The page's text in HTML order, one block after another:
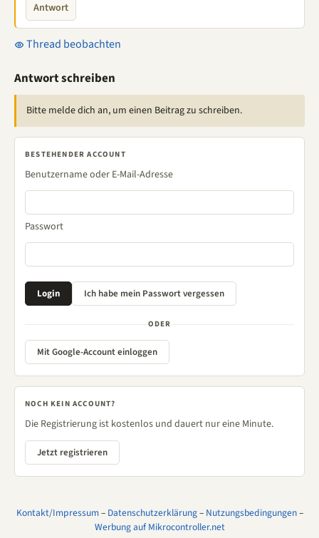
Antwort
Thread beobachten
Antwort schreiben
Bitte melde dich an, um einen Beitrag zu schreiben.
BESTEHENDER ACCOUNT
Benutzername oder E-Mail-Adresse
Passwort
ODER
Mit Google-Account einloggen
NOCH KEIN ACCOUNT?
Die Registrierung ist kostenlos und dauert nur eine Minute.
Jetzt registrieren
Kontakt/Impressum– Datenschutzerklärung– Nutzungsbedingungen–
Werbung auf Mikrocontroller.net